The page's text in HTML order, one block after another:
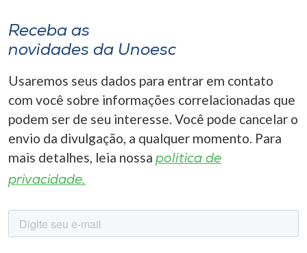
Receba as
novidades da Unoesc
Usaremos seus dados para entrar em contato
com você sobre informações correlacionadas que
podem ser de seu interesse. Você pode cancelar o
envio da divulgação, a qualquer momento. Para
mais detalhes, leia nossa política de
privacidade.